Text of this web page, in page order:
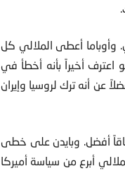
وأوباما أعطى الملالي كل
اعترف أخيراً بأنه أخطأ في
النووي، فضلاً عن أنه ترك لروسيا وإيران
أفضل. وبايدن على خطى
أبرع من سياسة أميركا